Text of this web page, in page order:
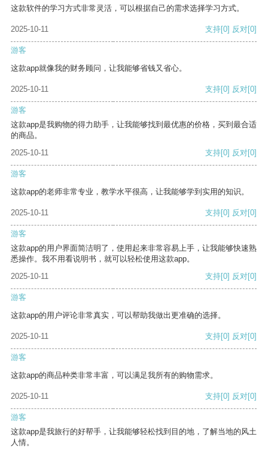
这款软件的学习方式非常灵活，可以根据自己的需求选择学习方式。
2025-10-11 支持[0] 反对[0]
游客
这款app就像我的财务顾问，让我能够省钱又省心。
2025-10-11 支持[0] 反对[0]
游客
这款app是我购物的得力助手，让我能够找到最优惠的价格，买到最合适
的商品。
2025-10-11
支持[0] 反对[0]
游客
这款app的老师非常专业，教学水平很高，让我能够学到实用的知识。
2025-10-11 支持[0] 反对[0]
游客
这款app的用户界面简洁明了，使用起来非常容易上手，让我能够快速熟
悉操作。我不用看说明书，就可以轻松使用这款app。
2025-10-11
支持[0] 反对[0]
游客
这款app的用户评论非常真实，可以帮助我做出更准确的选择。
2025-10-11 支持[0] 反对[0]
游客
这款app的商品种类非常丰富，可以满足我所有的购物需求。
2025-10-11 支持[0] 反对[0]
游客
这款app是我旅行的好帮手，让我能够轻松找到目的地，了解当地的风土
人情。